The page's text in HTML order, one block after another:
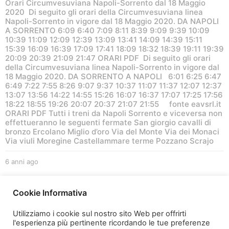
Orari Circumvesuviana Napoli-Sorrento dal 18 Maggio
2020 Di seguito gli orari della Circumvesuviana linea
Napoli-Sorrento in vigore dal 18 Maggio 2020. DA NAPOLI
A SORRENTO 6:09 6:40 7:09 8:11 8:39 9:09 9:39 10:09
10:39 11:09 12:09 12:39 13:09 13:41 14:09 14:39 15:11
15:39 16:09 16:39 17:09 17:41 18:09 18:32 18:39 19:11 19:39
20:09 20:39 21:09 21:47 ORARI PDF Di seguito gli orari
della Circumvesuviana linea Napoli-Sorrento in vigore dal
18 Maggio 2020. DA SORRENTO A NAPOLI 6:01 6:25 6:47
6:49 7:22 7:55 8:26 9:07 9:37 10:37 11:07 11:37 12:07 12:37
13:07 13:56 14:22 14:55 15:26 16:07 16:37 17:07 17:25 17:56
18:22 18:55 19:26 20:07 20:37 21:07 21:55 fonte eavsrl.it
ORARI PDF Tutti i treni da Napoli Sorrento e viceversa non
effettueranno le seguenti fermate San giorgio cavalli di
bronzo Ercolano Miglio d’oro Via del Monte Via dei Monaci
Via viuli Moregine Castellammare terme Pozzano Scrajo
6 anni ago
n
g
Cookie Informativa
Utilizziamo i cookie sul nostro sito Web per offrirti
l'esperienza più pertinente ricordando le tue preferenze